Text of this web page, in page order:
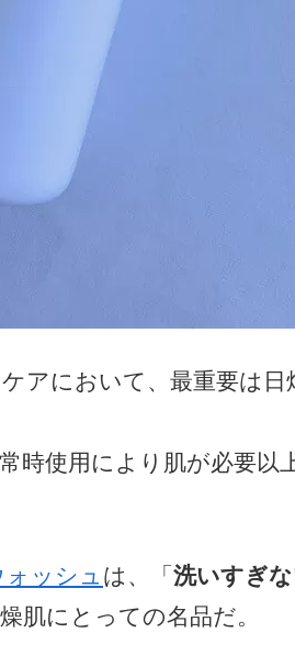
アにおいて、最重要は日
時使用により肌が必要以
ッシュ は、「 洗いすぎ
肌にとっての名品だ。